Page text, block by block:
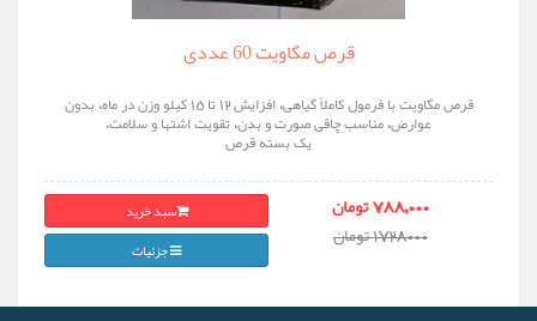
قرص مگاویت 60 عددی
قرص مگاویت با فرمول کاملاً گیاهی، افزایش ۱۲ تا ۱۵ کیلو وزن در ماه، بدون
عوارض، مناسب چاقی صورت و بدن، تقویت اشتها و سلامت.
یک بسته قرص
788,000 تومان
1728000 تومان
سبد خرید
جزئیات